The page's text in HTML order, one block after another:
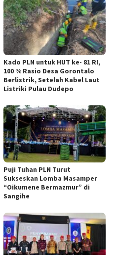
Kado PLN untuk HUT ke- 81 RI,
100 % Rasio Desa Gorontalo
Berlistrik, Setelah Kabel Laut
Listriki Pulau Dudepo
Puji Tuhan PLN Turut
Sukseskan Lomba Masamper
“Oikumene Bermazmur” di
Sangihe